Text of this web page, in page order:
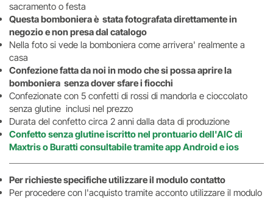
sacramento o festa
Questa bomboniera è stata fotografata direttamente in
negozio e non presa dal catalogo
Nella foto si vede la bomboniera come arrivera' realmente a
casa
Confezione fatta da noi in modo che si possa aprire la
bomboniera senza dover sfare i fiocchi
Confezionate con 5 confetti di rossi di mandorla e cioccolato
senza glutine inclusi nel prezzo
Durata del confetto circa 2 anni dalla data di produzione
Confetto senza glutine iscritto nel prontuario dell'AIC di
Maxtris o Buratti consultabile tramite app Android e ios
Per richieste specifiche utilizzare il modulo contatto
Per procedere con l'acquisto tramite acconto utilizzare il modulo